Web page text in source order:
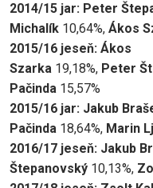
2014/15 jar: Peter
Michalík 10,64%, Ákos
2015/16 jeseň: Ákos
Szarka 19,18%, Peter
Pačinda 15,57%
2015/16 jar: Jakub
Pačinda 18,64%, Marin
2016/17 jeseň: Jakub
Štepanovský 10,13%,